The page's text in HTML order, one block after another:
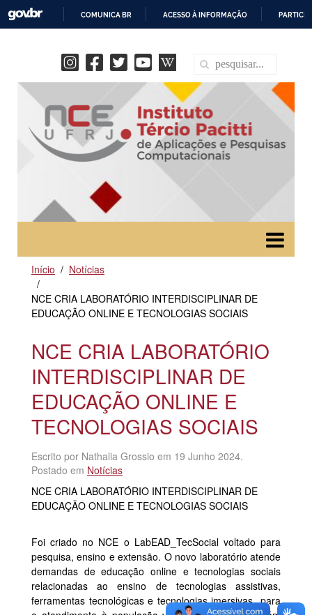
COMUNICA BR ACESSO À INFORMAÇÃO
Início Notícias
NCE CRIA LABORATÓRIO INTERDISCIPLINAR DE
EDUCAÇÃO ONLINE E TECNOLOGIAS SOCIAIS
NCE CRIA LABORATÓRIO
INTERDISCIPLINAR DE
EDUCAÇÃO ONLINE E
TECNOLOGIAS SOCIAIS
Escrito por Nathalia Grossio em 19 Junho 2024.
Postado em Notícias
NCE CRIA LABORATÓRIO INTERDISCIPLINAR DE
EDUCAÇÃO ONLINE E TECNOLOGIAS SOCIAIS
Foi criado no NCE o LabEAD_TecSocial voltado para
pesquisa, ensino e extensão. O novo laboratório atende
demandas de educação online e tecnologias sociais
relacionadas ao ensino de tecnologias assistivas,
ferramentas tecnológicas e tecnologias imersivas para